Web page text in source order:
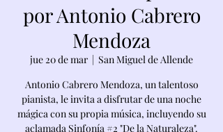
por Antonio Cabrero
Mendoza
jue 20 de mar
  |
San Miguel de Allende
Antonio Cabrero Mendoza, un talentoso
pianista, le invita a disfrutar de una noche
mágica con su propia música, incluyendo su
aclamada Sinfonía #2 "De la Naturaleza".